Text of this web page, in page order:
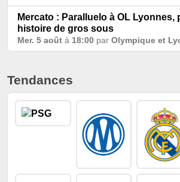
Mercato : Paralluelo à OL Lyonnes,
histoire de gros sous
Mer. 5 août à 18:00 par Olympique et
Tendances